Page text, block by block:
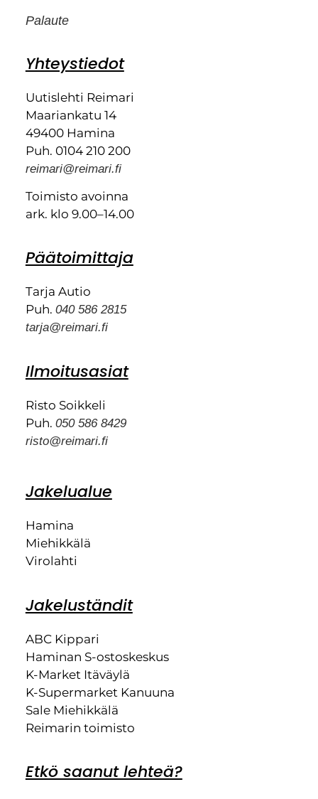
Palaute
Yhteystiedot
Uutislehti Reimari
Maariankatu 14
49400 Hamina
Puh. 0104 210 200
reimari@reimari.fi
Toimisto avoinna
ark. klo 9.00–14.00
Päätoimittaja
Tarja Autio
Puh. 040 586 2815
tarja@reimari.fi
Ilmoitusasiat
Risto Soikkeli
Puh. 050 586 8429
risto@reimari.fi
Jakelualue
Hamina
Miehikkälä
Virolahti
Jakeluständit
ABC Kippari
Haminan S-ostoskeskus
K-Market Itäväylä
K-Supermarket Kanuuna
Sale Miehikkälä
Reimarin toimisto
Etkö saanut lehteä?